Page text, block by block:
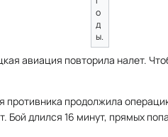
о
д
ы.
авиация повторила налет.
противника продолжила
Бой длился 16 минут, прямых